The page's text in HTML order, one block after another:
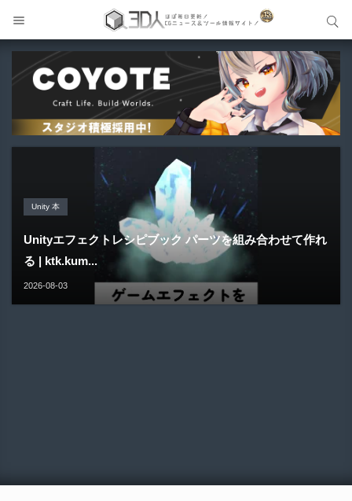
Unreal Engine アセット
Pipe It | 直感的にパイプ形状を構築出来るUnreal Engine
5...
2026-08-05
Unreal Engine アセット
Directive Utilities | ブループリントライブラリやエディタ
ス...
2026-08-03
Unity 本
Unityエフェクトレシピブック パーツを組み合わせて作れ
る | ktk.kum...
2026-08-03
アセット-Asset
SiroinoSotai | 完全無料＆CC0 で商用利用OKなVRChat
向け...
2026-08-02
Blender アドオン
Bioform | 現役臨床医の3DCGアーティストが実際の解剖
学に基づいて構築...
2026-08-01
サイト内検索